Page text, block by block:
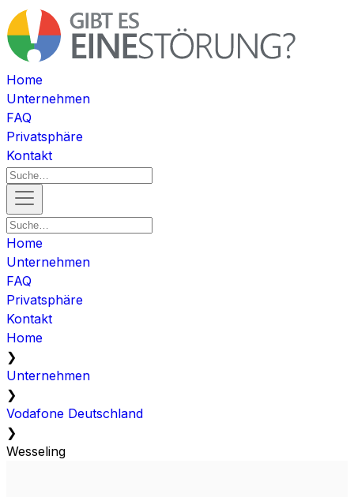
Home
Unternehmen
FAQ
Privatsphäre
Kontakt
Home
Unternehmen
FAQ
Privatsphäre
Kontakt
Home
❯
Unternehmen
❯
Vodafone Deutschland
❯
Wesseling